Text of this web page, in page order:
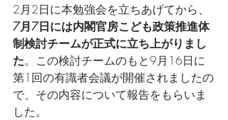
2月2日に本勉強会を立ちあげてから、
7月7日には内閣官房こども政策推進体
制検討チームが正式に立ち上がりまし
た。この検討チームのもと9月16日に
第1回の有識者会議が開催されましたの
で、その内容について報告をもらいま
した。